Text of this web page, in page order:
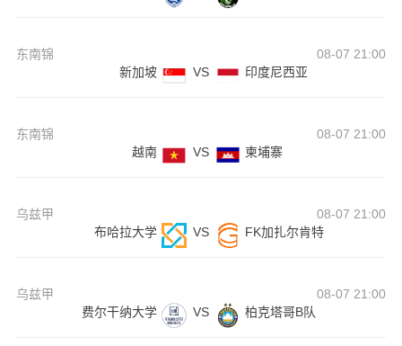
东南锦
08-07 21:00
新加坡
VS 印度尼西亚
东南锦
08-07 21:00
越南
VS 柬埔寨
乌兹甲
08-07 21:00
布哈拉大学
VS FK加扎尔肯特
乌兹甲
08-07 21:00
费尔干纳大学
VS 柏克塔哥B队